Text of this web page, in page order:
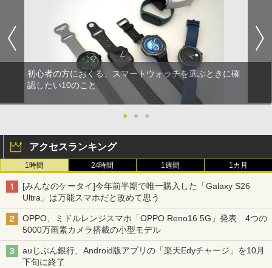
初心者の方におくる、スマートウォッチを選ぶときに確
認したい10のこと
● ● ●
アクセスランキング
1時間 24時間 1週間 1カ月
[みんなのケータイ]今年前半期で唯一購入した「Galaxy S26
Ultra」は万能スマホだと改めて思う
OPPO、ミドルレンジスマホ「OPPO Reno16 5G」発表 4つの
5000万画素カメラ搭載の小型モデル
auじぶん銀行、Android版アプリの「楽天Edyチャージ」を10月
下旬に終了